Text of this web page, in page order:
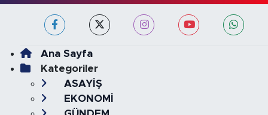
Ana Sayfa
Kategoriler
ASAYİŞ
EKONOMİ